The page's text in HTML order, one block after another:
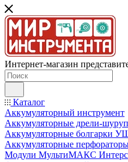
Интернет-магазин
Каталог
Аккумуляторный инструмент
Аккумуляторные дрели-
Аккумуляторные болгарки
Аккумуляторные
Модули МультиМАКС